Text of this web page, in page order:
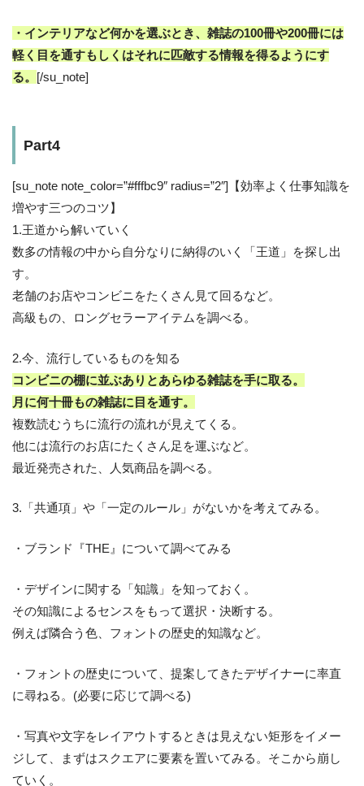
・インテリアなど何かを選ぶとき、雑誌の100冊や200冊には
軽く目を通すもしくはそれに匹敵する情報を得るようにす
る。 [/su_note]
Part4
[su_note note_color=”#fffbc9″ radius=”2″]【効率よく仕事知識を
増やす三つのコツ】
1.王道から解いていく
数多の情報の中から自分なりに納得のいく「王道」を探し出
す。
老舗のお店やコンビニをたくさん見て回るなど。
高級もの、ロングセラーアイテムを調べる。
2.今、流行しているものを知る
コンビニの棚に並ぶありとあらゆる雑誌を手に取る。
月に何十冊もの雑誌に目を通す。
複数読むうちに流行の流れが見えてくる。
他には流行のお店にたくさん足を運ぶなど。
最近発売された、人気商品を調べる。
3.「共通項」や「一定のルール」がないかを考えてみる。
・ブランド『THE』について調べてみる
・デザインに関する「知識」を知っておく。
その知識によるセンスをもって選択・決断する。
例えば隣合う色、フォントの歴史的知識など。
・フォントの歴史について、提案してきたデザイナーに率直
に尋ねる。(必要に応じて調べる)
・写真や文字をレイアウトするときは見えない矩形をイメー
ジして、まずはスクエアに要素を置いてみる。そこから崩し
ていく。